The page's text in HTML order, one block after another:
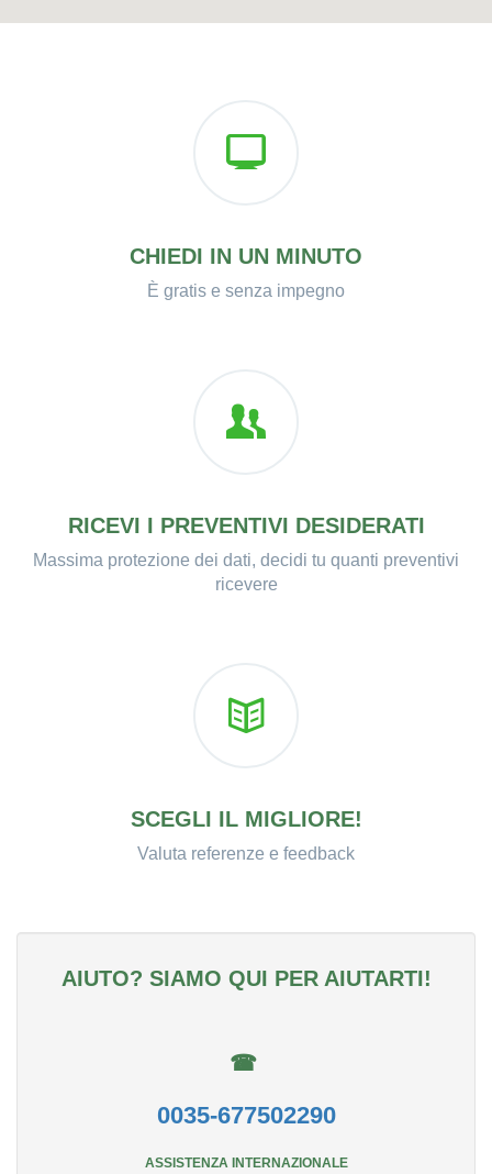
CHIEDI IN UN MINUTO
È gratis e senza impegno
RICEVI I PREVENTIVI DESIDERATI
Massima protezione dei dati, decidi tu quanti preventivi
ricevere
SCEGLI IL MIGLIORE!
Valuta referenze e feedback
AIUTO? SIAMO QUI PER AIUTARTI!
☎
0035-677502290
ASSISTENZA INTERNAZIONALE